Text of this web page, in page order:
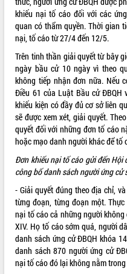
khiếu nại tố cáo đối với các
quan có thẩm quyền. Thời gian
nại, tố cáo từ 27/4 đến 12/5.
Trên tinh thần giải quyết từ bây
ngày bầu cử 10 ngày vì theo
không tiếp nhận đơn nữa. Nếu
Điều 61 của Luật Bầu cử ĐBQH
khiếu kiện có đầy đủ cơ sở liên
sẽ được xem xét, giải quyết.
quyết đối với những đơn tố cáo
hoặc mạo danh người khác để tố
Đơn khiếu nại tố cáo gửi đến Hội
công bố danh sách người ứng
- Giải quyết đúng theo địa chỉ,
từng đoạn, từng đoạn một.
nại tố cáo cả những người
XIV. Họ tố cáo sớm quá, người
danh sách ứng cử ĐBQH khóa
danh sách 870 người ứng cử
nại tố cáo đó lại không nằm